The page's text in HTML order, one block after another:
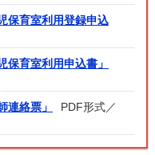
保育室利用登録申込
保育室利用申込書」
連絡票」
PDF形式／